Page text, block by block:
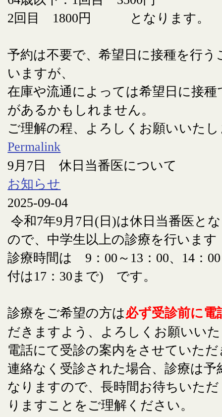
2回目 1800円 となります。
予約は不要で、希望日に接種を行う
いますが、
在庫や流通によっては希望日に接
があるかもしれません。
ご理解の程、よろしくお願いいた
Permalink
9月7日 休日当番医について
お知らせ
2025-09-04
令和7年9月7日(日)は休日当番医と
ので、中学生以上の診療を行います
診療時間は 9：00～13：00、14：
付は17：30まで) です。
診療をご希望の方は必ず受診前に電
だきますよう、よろしくお願いい
電話にて受診の案内をさせていた
連絡なく受診された場合、診療は予
なりますので、長時間お待ちいた
りますことをご理解ください。